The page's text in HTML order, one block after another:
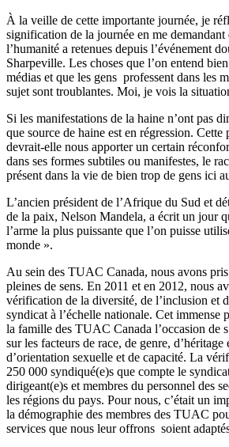
À la veille de cette importante journée, je
signification de la journée en me demandant
l’humanité a retenues depuis l’événement
Sharpeville. Les choses que l’on entend
médias et que les gens professent dans les
sujet sont troublantes. Moi, je vois la
Si les manifestations de la haine n’ont pas
que source de haine est en régression. Cette
devrait-elle nous apporter un certain
dans ses formes subtiles ou manifestes, le
présent dans la vie de bien trop de gens ici
L’ancien président de l’Afrique du Sud et
de la paix, Nelson Mandela, a écrit un jour
l’arme la plus puissante que l’on puisse
monde ».
Au sein des TUAC Canada, nous avons
pleines de sens. En 2011 et en 2012, nous
vérification de la diversité, de l’inclusion et
syndicat à l’échelle nationale. Cet immense
la famille des TUAC Canada l’occasion de
sur les facteurs de race, de genre,
d’orientation sexuelle et de capacité. La
250 000 syndiqué(e)s que compte le
dirigeant(e)s et membres du personnel des
les régions du pays. Pour nous, c’était un
la démographie des membres des TUAC
services que nous leur offrons soient